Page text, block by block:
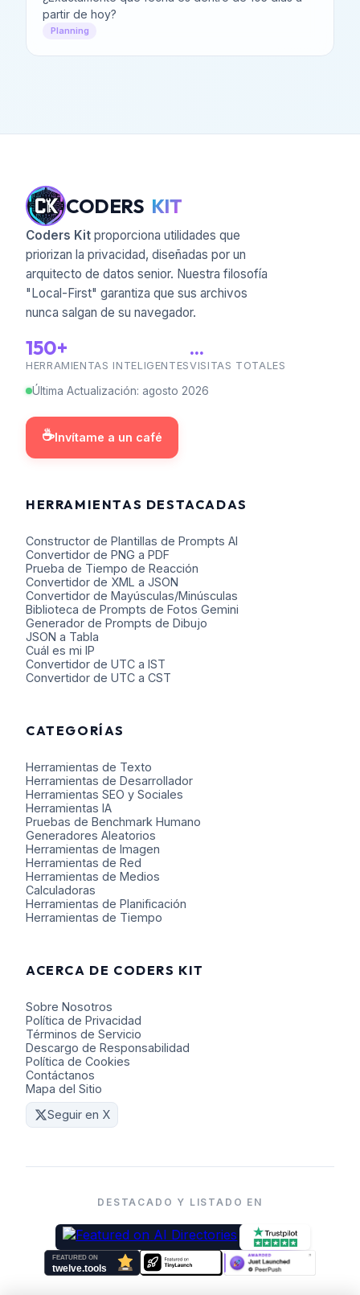
partir de hoy?
Planning
CODERS KIT
Coders Kit proporciona utilidades que
priorizan la privacidad, diseñadas por un
arquitecto de datos senior. Nuestra filosofía
"Local-First" garantiza que sus archivos
nunca salgan de su navegador.
150+
HERRAMIENTAS INTELIGENTES
...
VISITAS TOTALES
Última Actualización: agosto 2026
☕Invítame a un café
HERRAMIENTAS DESTACADAS
Constructor de Plantillas de Prompts AI
Convertidor de PNG a PDF
Prueba de Tiempo de Reacción
Convertidor de XML a JSON
Convertidor de Mayúsculas/Minúsculas
Biblioteca de Prompts de Fotos Gemini
Generador de Prompts de Dibujo
JSON a Tabla
Cuál es mi IP
Convertidor de UTC a IST
Convertidor de UTC a CST
CATEGORÍAS
Herramientas de Texto
Herramientas de Desarrollador
Herramientas SEO y Sociales
Herramientas IA
Pruebas de Benchmark Humano
Generadores Aleatorios
Herramientas de Imagen
Herramientas de Red
Herramientas de Medios
Calculadoras
Herramientas de Planificación
Herramientas de Tiempo
ACERCA DE CODERS KIT
Sobre Nosotros
Política de Privacidad
Términos de Servicio
Descargo de Responsabilidad
Política de Cookies
Contáctanos
Mapa del Sitio
Seguir en X
DESTACADO Y LISTADO EN